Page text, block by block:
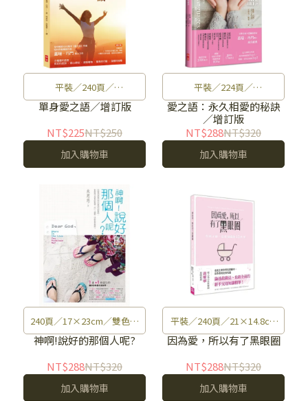
平裝／240頁／
14.8×21×1.4cm／雙色印
單身愛之語／增訂版
NT$225NT$250
加入購物車
平裝／224頁／
14.8×21×1.5cm／雙色印
刷／初版／300g
愛之語：永久相愛的秘訣
／增訂版
NT$288NT$320
加入購物車
240頁／17×23cm／雙色印
刷／428g
神啊!說好的那個人呢?
NT$288NT$320
加入購物車
平裝／240頁／21×14.8cm
／雙色印刷／初版／340g
因為愛，所以有了黑眼圈
NT$288NT$320
加入購物車